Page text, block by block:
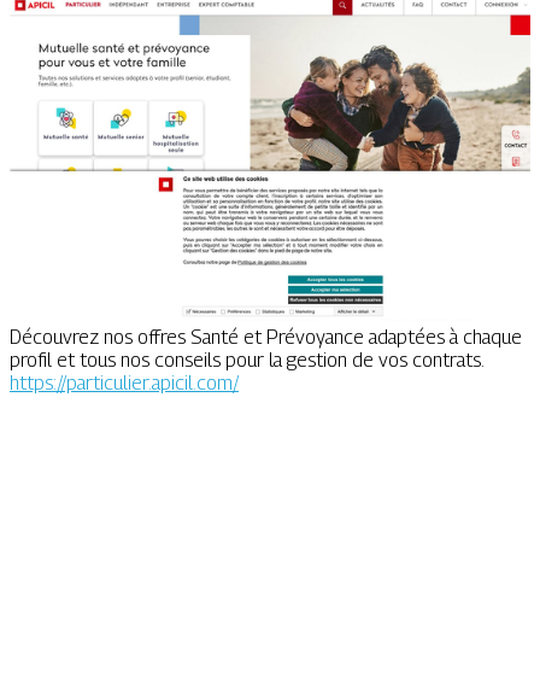
Découvrez nos offres Santé et Prévoyance adaptées à chaque
profil et tous nos conseils pour la gestion de vos contrats.
https://particulier.apicil.com/